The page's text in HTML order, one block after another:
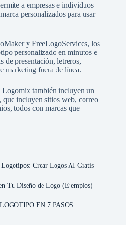
a empresas e individuos
personalizados para usar
y FreeLogoServices, los
personalizado en minutos e
de presentación, letreros,
marketing fuera de línea.
Logomix también incluyen un
que incluyen sitios web, correo
todos con marcas que
Crear Logos AI Gratis
Tu Diseño de Logo (Ejemplos)
EN 7 PASOS